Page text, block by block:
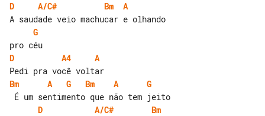
D
A/C# Bm
A
G
D
A4
A
Bm
A G Bm A
G
D
A/C#
Bm